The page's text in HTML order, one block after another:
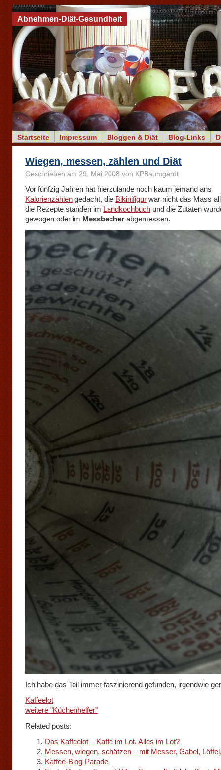
Startseite Impressum Bloggen & Diät Blog-Links
Abnehmen-Diät-Gesundheit
Wiegen, messen, zählen und Diät
Geschrieben am 29. Mai 2008 von KPBaumgardt
Vor fünfzig Jahren hat hierzulande noch kaum jemand ans
Kalorienzählen gedacht, die Bikinifigur war nicht das Mass
die Rezepte standen im Landkochbuch und die Zutaten
gewogen oder im Messbecher abgemessen.
Ich habe das Teil immer faszinierend gefunden, irgendwie
Kaffeelot
weitere "Küchenhelfer"
Related posts:
Das Kaffeelot – Kaffe im Lot, Alles im Lot?
Messen, wiegen, schätzen – mit Messer, Gabel,
Kaffee-Blog-Parade